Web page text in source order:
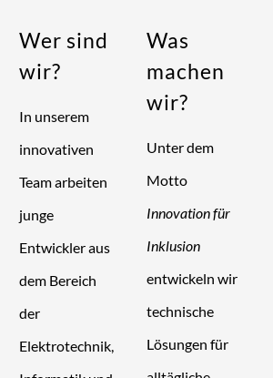
Wer sind
wir?
In unserem
innovativen
Team arbeiten
junge
Entwickler aus
dem Bereich
der
Elektrotechnik,
Was
machen
wir?
Unter dem
Motto
Innovation für
Inklusion
entwickeln wir
technische
Lösungen für